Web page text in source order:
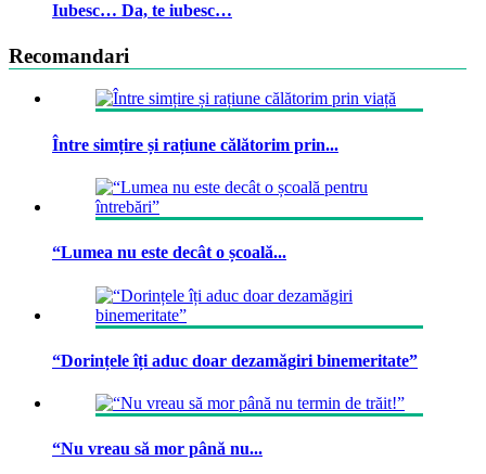
Iubesc… Da, te iubesc…
Recomandari
Între simțire și rațiune călătorim prin...
“Lumea nu este decât o școală...
“Dorințele îți aduc doar dezamăgiri binemeritate”
“Nu vreau să mor până nu...